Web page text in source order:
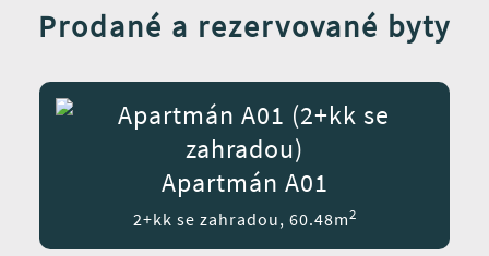
Prodané a rezervované byty
Apartmán A01
2+kk se zahradou, 60.48m2